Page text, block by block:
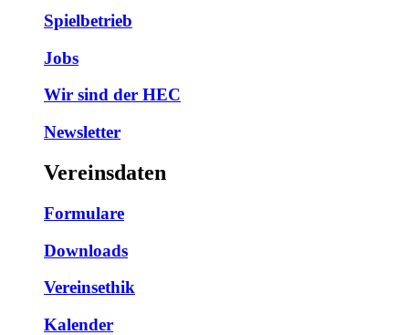
Spielbetrieb
Jobs
Wir sind der HEC
Newsletter
Vereinsdaten
Formulare
Downloads
Vereinsethik
Kalender